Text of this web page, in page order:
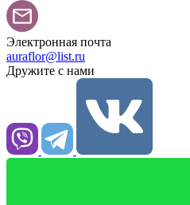
Электронная почта
auraflor@list.ru
Дружите с нами